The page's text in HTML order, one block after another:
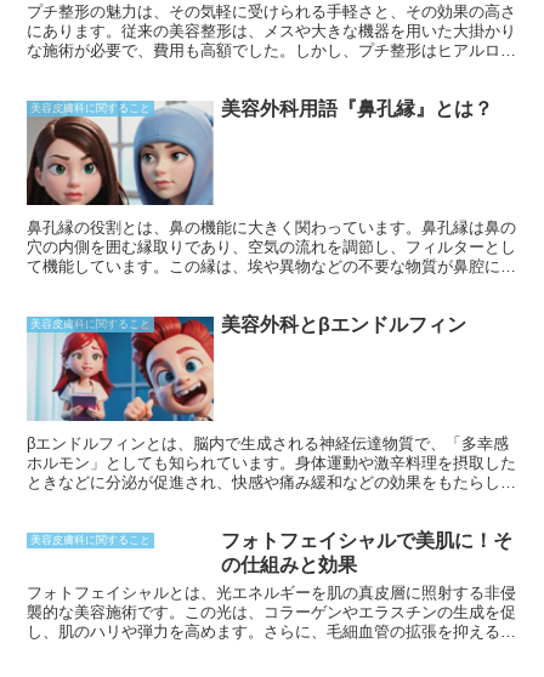
プチ整形の魅力は、その気軽に受けられる手軽さと、その効果の高さ
にあります。従来の美容整形は、メスや大きな機器を用いた大掛かり
な施術が必要で、費用も高額でした。しかし、プチ整形はヒアルロン
く、施術後すぐに日常生活に戻れるのも大きなメリットです。
美容皮膚科に関すること 美容外科用語『鼻孔縁』とは？
鼻孔縁の役割とは、鼻の機能に大きく関わっています。鼻孔縁は鼻の
穴の内側を囲む縁取りであり、空気の流れを調節し、フィルターとし
て機能しています。この縁は、埃や異物などの不要な物質が鼻腔に入
鼻茸や鼻中隔弯曲症などの鼻腔疾患によって変形することがありま
す。そのため、鼻孔縁の健康を維持することは呼吸器系の健康を維持
するために不可欠です。
美容皮膚科に関すること 美容外科とβエンドルフィン
βエンドルフィンとは、脳内で生成される神経伝達物質で、「多幸感
ホルモン」としても知られています。身体運動や激辛料理を摂取した
ときなどに分泌が促進され、快感や痛み緩和などの効果をもたらしま
術中の痛みを軽減する効果が期待されています。
美容皮膚科に関すること
フォトフェイシャルで美肌に！そ
の仕組みと効果
フォトフェイシャルとは、光エネルギーを肌の真皮層に照射する非侵
襲的な美容施術です。この光は、コラーゲンやエラスチンの生成を促
し、肌のハリや弾力を高めます。さらに、毛細血管の拡張を抑える効